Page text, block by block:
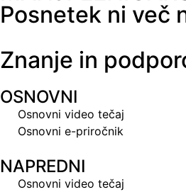
Posnetek ni več
Znanje in
OSNOVNI
Osnovni video tečaj
Osnovni e-priročnik
NAPREDNI
Osnovni video tečaj